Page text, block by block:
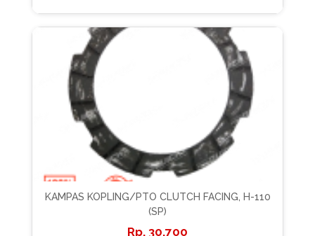
KAMPAS KOPLING/PTO CLUTCH FACING, H-110
(SP)
30.700